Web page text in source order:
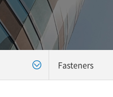
Fasteners